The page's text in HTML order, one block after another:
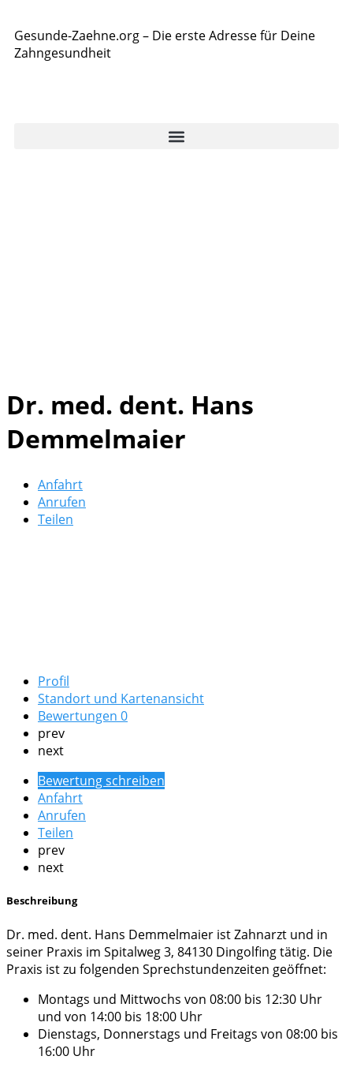
Gesunde-Zaehne.org – Die erste Adresse für Deine
Zahngesundheit
Dr. med. dent. Hans
Demmelmaier
Anfahrt
Anrufen
Teilen
Profil
Standort und Kartenansicht
Bewertungen 0
prev
next
Bewertung schreiben
Anfahrt
Anrufen
Teilen
prev
next
Beschreibung
Dr. med. dent. Hans Demmelmaier ist Zahnarzt und in
seiner Praxis im Spitalweg 3, 84130 Dingolfing tätig. Die
Praxis ist zu folgenden Sprechstundenzeiten geöffnet:
Montags und Mittwochs von 08:00 bis 12:30 Uhr
und von 14:00 bis 18:00 Uhr
Dienstags, Donnerstags und Freitags von 08:00 bis
16:00 Uhr